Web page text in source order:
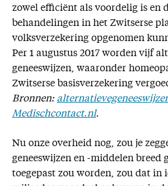
zowel efficiënt als voordelig is en
behandelingen in het Zwitserse
volksverzekering opgenomen
Per 1 augustus 2017 worden vijf
geneeswijzen, waaronder
Zwitserse basisverzekering
Bronnen:
Medischcontact.nl.
Nu onze overheid nog, zou je
geneeswijzen en -middelen breed
toegepast zou worden, zou dat in